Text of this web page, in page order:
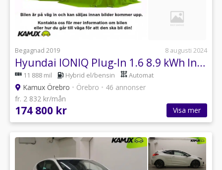
Begagnad 2019 8 augusti 2024
Hyundai IONIQ Plug-In 1.6 8.9 kWh Infinity B-Kam Drag 164hk
11 888 mil Hybrid el/bensin Automat
Kamux Örebro • Örebro • 46 annonser
fr. 2 832 kr/mån
174 800 kr Visa mer